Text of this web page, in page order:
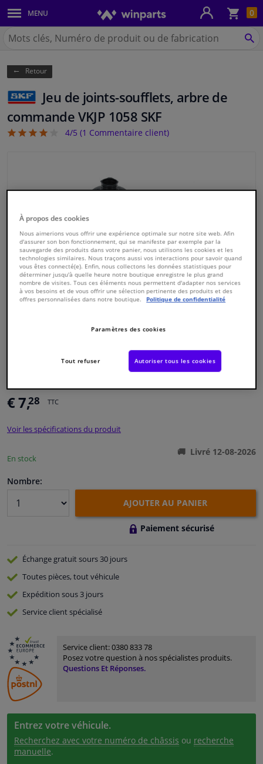
0
MENU
Carrosserie & tôles
Feux & ampoules
Freinage
Système d'échappement
Châssis & transmission
Filtres & liquides
Bagages & transport
Fenêtres & accessoires
Atelier & outils
Capteurs & électronique
Chercher
Winparts.be
Retour
Jeu de joints-soufflets, arbre de
commande VKJP 1058 SKF
4/5 (1 Commentaire client)
Numéro de produit d'origine:
€ 7,28 TTC
Voir les spécifications du produit
En stock
Livré 12-08-2026
Nombre:
AJOUTER AU PANIER
Paiement sécurisé
Échange gratuitsours 30 jours
Toutes pièces, tout véhicule
Expédition sous 3 jours
Serviceclient spécialisé
Service client:0380 833 78
Posez votre question à nos spécialistes produits.
Questions Et Réponses.
Entrez votre véhicule.
Recherchez avec votre numéro de châssis ou recherche
manuelle.
À propos des cookies
Nous aimerions vous offrir une expérience optimale sur notre site web. Afin
d'assurer son bon fonctionnement, qui se manifeste par exemple par la
sauvegarde des produits dans votre panier, nous utilisons les cookies et les
technologies similaires. Nous traçons aussi vos interactions pour savoir quand
vous êtes connecté(e). Enfin, nous collectons les données statistiques pour
déterminer jusqu'à quelle heure notre boutique enregistre le plus grand
nombre de visites. Tous ces éléments nous permettent d'adapter nos services
à vos besoins et de vous offrir une sélection pertinente des produits et des
offres personnalisées dans notre boutique.
Politique de confidentialité
Paramètres des cookies
Tout refuser Autoriser tous les cookies